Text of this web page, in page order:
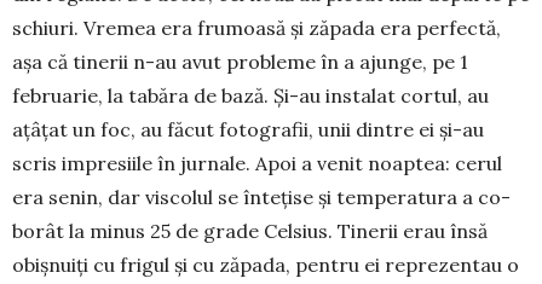
schiuri. Vre­mea era frumoasă şi zăpada era perfectă,
aşa că tinerii n-au avut pro­bleme în a ajunge, pe 1
februarie, la ta­băra de bază. Şi-au ins­talat cor­tul, au
aţâţat un foc, au făcut fotografii, unii din­tre ei şi-au
scris im­­presiile în jurnale. Apoi a venit noaptea: cerul
era senin, dar viscolul se în­teţise și tempe­ra­tura a co­
borât la minus 25 de gra­de Celsius. Ti­nerii erau în­să
obişnuiţi cu frigul şi cu zăpada, pentru ei re­pre­zentau o